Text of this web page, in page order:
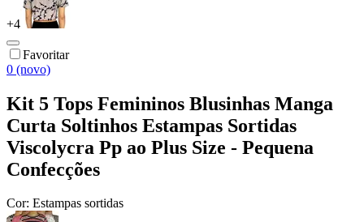
+4
Favoritar
0 (novo)
Kit 5 Tops Femininos Blusinhas Manga
Curta Soltinhos Estampas Sortidas
Viscolycra Pp ao Plus Size - Pequena
Confecções
Cor: Estampas sortidas